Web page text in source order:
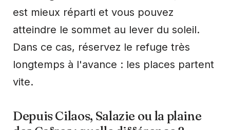
est mieux réparti et vous pouvez
atteindre le sommet au lever du soleil.
Dans ce cas, réservez le refuge très
longtemps à l'avance : les places partent
vite.
Depuis Cilaos, Salazie ou la plaine